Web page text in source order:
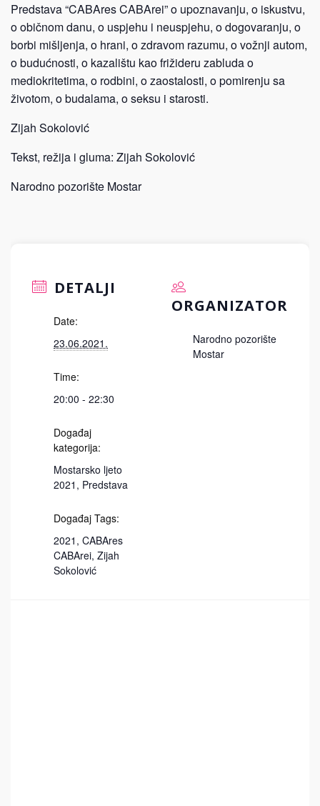
Predstava “CABAres CABArei” o upoznavanju, o iskustvu,
o običnom danu, o uspjehu i neuspjehu, o dogovaranju, o
borbi mišljenja, o hrani, o zdravom razumu, o vožnji autom,
o budućnosti, o kazalištu kao frižideru zabluda o
mediokritetima, o rodbini, o zaostalosti, o pomirenju sa
životom, o budalama, o seksu i starosti.
Zijah Sokolović
Tekst, režija i gluma: Zijah Sokolović
Narodno pozorište Mostar
DETALJI
Date:
23.06.2021.
Time:
20:00 - 22:30
Događaj
kategorija:
Mostarsko ljeto
2021 , Predstava
Događaj Tags:
2021 , CABAres
CABArei, Zijah
Sokolović
ORGANIZATOR
Narodno pozorište
Mostar